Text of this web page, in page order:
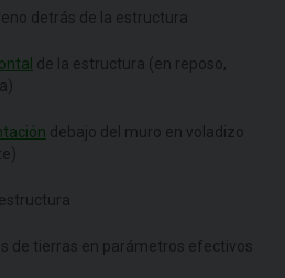
detrás de la estructura
de la estructura (en reposo,
debajo del muro en voladizo
de tierras en parámetros efectivos